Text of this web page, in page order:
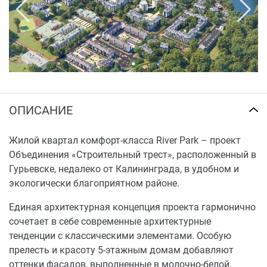
взноса по ипотеке или погашения ипотечного
кредита.
Акции: Специальные предложения и скидки на
квартиры, паркинги и коммерческие помещения
в жилых комплексах Объединения
ОПИСАНИЕ
Жилой квартал комфорт‑класса River Park – проект
Объединения «Строительный трест», расположенный в
Гурьевске, недалеко от Калининграда, в удобном и
экологически благоприятном районе.
Единая архитектурная концепция проекта гармонично
сочетает в себе современные архитектурные
тенденции с классическими элементами. Особую
прелесть и красоту 5‑этажным домам добавляют
оттенки фасадов, выполненные в молочно‑белой,